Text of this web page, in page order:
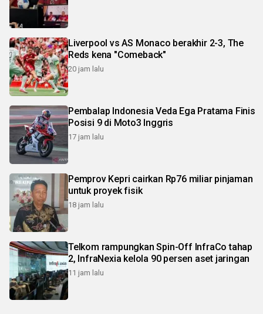
Liverpool vs AS Monaco berakhir 2-3, The
Reds kena "Comeback"
20 jam lalu
Pembalap Indonesia Veda Ega Pratama Finis
Posisi 9 di Moto3 Inggris
17 jam lalu
Pemprov Kepri cairkan Rp76 miliar pinjaman
untuk proyek fisik
18 jam lalu
Telkom rampungkan Spin-Off InfraCo tahap
2, InfraNexia kelola 90 persen aset jaringan
11 jam lalu